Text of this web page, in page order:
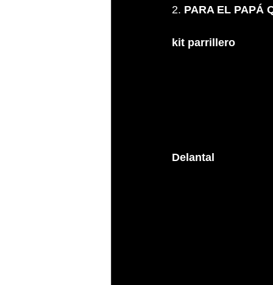
2. PARA EL PAPÁ
kit parrillero
Delantal